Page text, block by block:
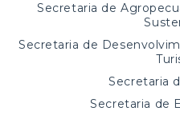
Secretaria de
Secretaria de
Secretaria
Secretaria de